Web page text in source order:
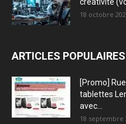
créativité
18 octobre
ARTICLES POPULAIRES
[Promo]
tablettes
avec...
18 septembre